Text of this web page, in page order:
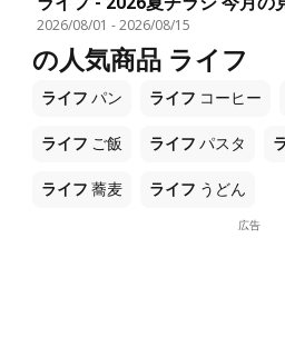
2026/08/01 -2026/08/15
の人気商品 ライフ
ライフ パン ライフ コーヒー
ライフ ご飯 ライフ パスタ
ライフ 蕎麦 ライフ うどん
広告